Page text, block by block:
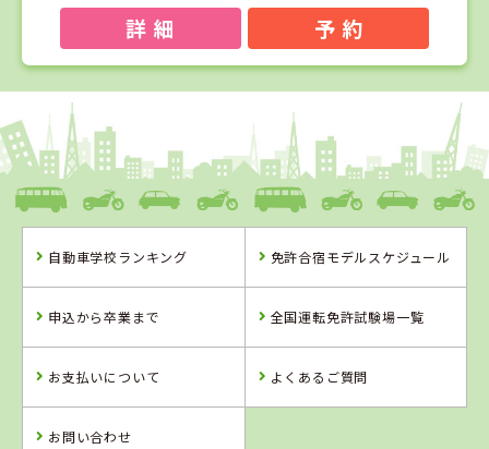
詳 細 予 約
1
島根県
浜乃木ドライビングスクール
詳 細 予 約
ングスクール
詳 細
詳 細
詳 細
自動車学校ランキング 免許合宿モデルスケジュール
申込から卒業まで 全国運転免許試験場一覧
お支払いについて よくあるご質問
お問い合わせ